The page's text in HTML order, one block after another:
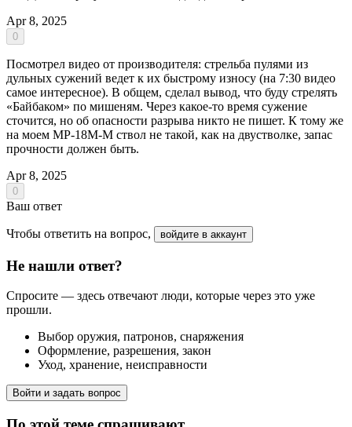
Apr 8, 2025
0
Посмотрел видео от производителя: стрельба пулями из
дульных сужений ведет к их быстрому износу (на 7:30 видео
самое интересное). В общем, сделал вывод, что буду стрелять
«Байбаком» по мишеням. Через какое-то время сужение
сточится, но об опасности разрыва никто не пишет. К тому же
на моем МР-18М-М ствол не такой, как на двустволке, запас
прочности должен быть.
Apr 8, 2025
0
Ваш ответ
Чтобы ответить на вопрос, войдите в аккаунт
Не нашли ответ?
Спросите — здесь отвечают люди, которые через это уже
прошли.
Выбор оружия, патронов, снаряжения
Оформление, разрешения, закон
Уход, хранение, неисправности
Войти и задать вопрос